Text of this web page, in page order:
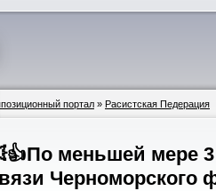
портал » Расистская Педерация
меньшей мере
Черноморского